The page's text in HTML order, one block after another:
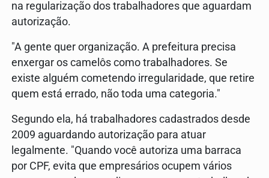
na regularização dos trabalhadores que aguardam
autorização.
"A gente quer organização. A prefeitura precisa
enxergar os camelôs como trabalhadores. Se
existe alguém cometendo irregularidade, que retire
quem está errado, não toda uma categoria."
Segundo ela, há trabalhadores cadastrados desde
2009 aguardando autorização para atuar
legalmente. "Quando você autoriza uma barraca
por CPF, evita que empresários ocupem vários